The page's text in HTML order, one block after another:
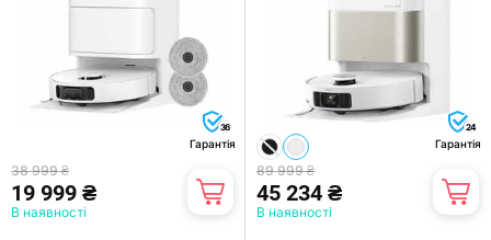
36
Гарантія
38 999 ₴
19 999 ₴
В наявності
24
Гарантія
89 999 ₴
45 234 ₴
В наявності